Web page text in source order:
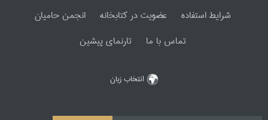
شرایط استفاده
عضویت در کتابخانه
انجمن حامیان
تماس با ما
تارنمای پیشین
انتخاب زبان